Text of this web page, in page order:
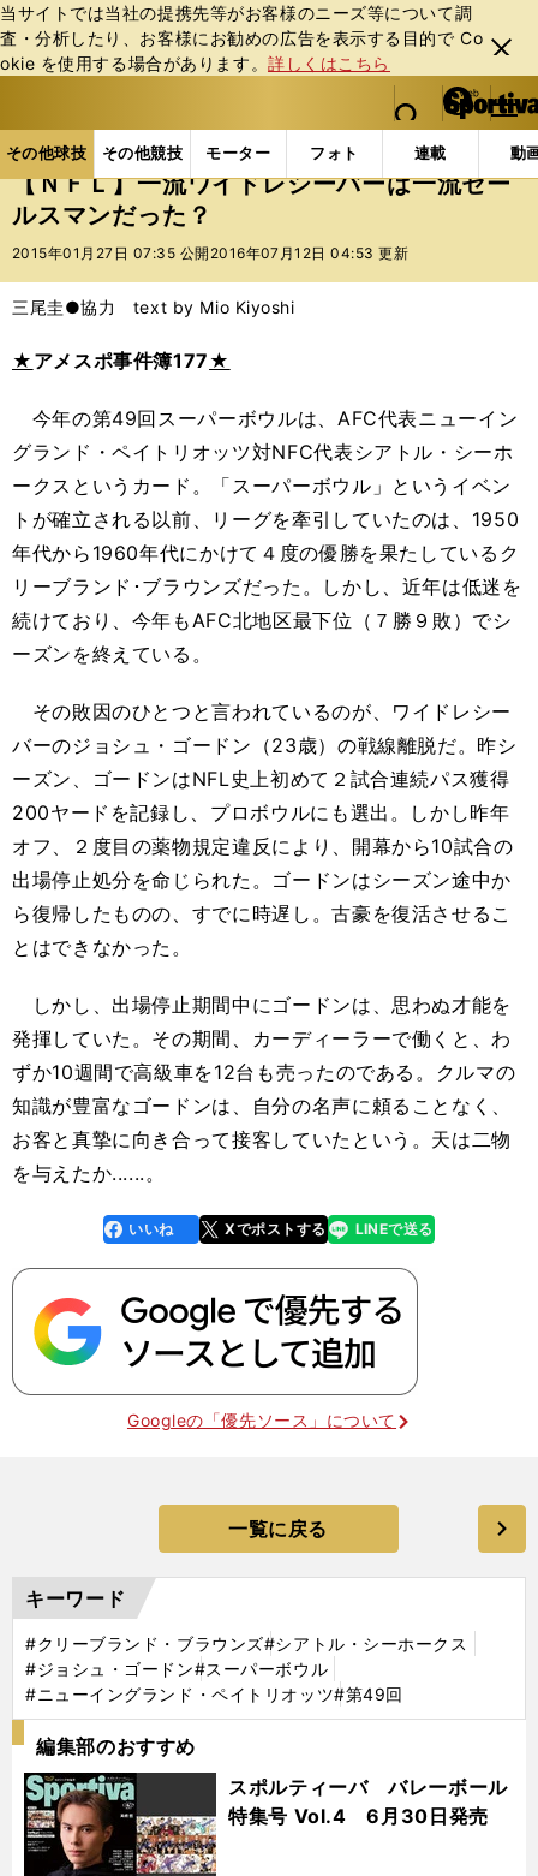
当サイトでは当社の提携先等がお客様のニーズ等について調
査・分析したり、お客様にお勧めの広告を表⽰する⽬的で Co
okie を使⽤する場合があります。詳しくはこちら
閉じ
る
web Sportiva (webスポルティーバ)
検索
マイペ
ー
ジ
メニュ
その他球技 その他競技 モーター フォト 連載 動
ス
ポ
ル
バ
その他球技の記事一覧 その他球技 【ＮＦＬ】一流
【ＮＦＬ】一流ワイドレシーバーは一流セー
ルスマンだった？
2015年01月27日 07:35 公開 2016年07月12日 04:53 更新
三尾圭●協力 text by Mio Kiyoshi
★ アメスポ事件簿177 ★
今年の第49回スーパーボウルは、AFC代表ニューイン
グランド・ペイトリオッツ対NFC代表シアトル・シーホ
ークスというカード。「スーパーボウル」というイベン
トが確立される以前、リーグを牽引していたのは、1950
年代から1960年代にかけて４度の優勝を果たしているク
リーブランド･ブラウンズだった。しかし、近年は低迷を
続けており、今年もAFC北地区最下位（７勝９敗）でシ
ーズンを終えている。
その敗因のひとつと言われているのが、ワイドレシー
バーのジョシュ・ゴードン（23歳）の戦線離脱だ。昨シ
ーズン、ゴードンはNFL史上初めて２試合連続パス獲得
200ヤードを記録し、プロボウルにも選出。しかし昨年
オフ、２度目の薬物規定違反により、開幕から10試合の
出場停止処分を命じられた。ゴードンはシーズン途中か
ら復帰したものの、すでに時遅し。古豪を復活させるこ
とはできなかった。
しかし、出場停止期間中にゴードンは、思わぬ才能を
発揮していた。その期間、カーディーラーで働くと、わ
ずか10週間で高級車を12台も売ったのである。クルマの
知識が豊富なゴードンは、自分の名声に頼ることなく、
お客と真摯に向き合って接客していたという。天は二物
を与えたか......。
faceboo
k
いいね Xでポストする
line LINEで送る
Googleの「優先ソース」について
一覧に戻る
キーワード
#クリーブランド・ブラウンズ#シアトル・シーホークス
#ジョシュ・ゴードン#スーパーボウル
#ニューイングランド・ペイトリオッツ#第49回
編集部のおすすめ
スポルティーバ バレーボール
特集号 Vol.4 6月30日発売